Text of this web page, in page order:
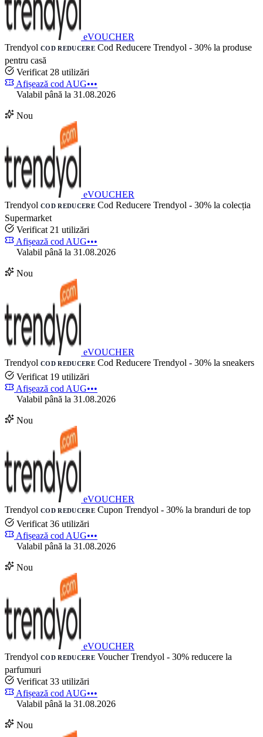
eVOUCHER
Trendyol COD REDUCERE Cod Reducere Trendyol - 30% la produse
pentru casă
Verificat 28 utilizări
Afișează cod AUG•••
Valabil până la 31.08.2026
Nou
eVOUCHER
Trendyol COD REDUCERE Cod Reducere Trendyol - 30% la colecția
Supermarket
Verificat 21 utilizări
Afișează cod AUG•••
Valabil până la 31.08.2026
Nou
eVOUCHER
Trendyol COD REDUCERE Cod Reducere Trendyol - 30% la sneakers
Verificat 19 utilizări
Afișează cod AUG•••
Valabil până la 31.08.2026
Nou
eVOUCHER
Trendyol COD REDUCERE Cupon Trendyol - 30% la branduri de top
Verificat 36 utilizări
Afișează cod AUG•••
Valabil până la 31.08.2026
Nou
eVOUCHER
Trendyol COD REDUCERE Voucher Trendyol - 30% reducere la
parfumuri
Verificat 33 utilizări
Afișează cod AUG•••
Valabil până la 31.08.2026
Nou